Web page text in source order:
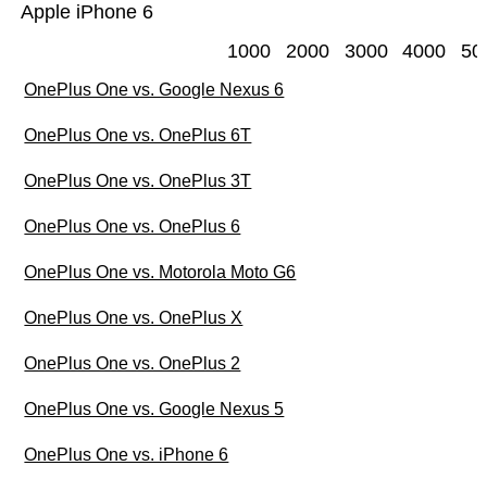
Apple iPhone 6
1000 2000 3000 4000
OnePlus One vs. Google Nexus 6
OnePlus One vs. OnePlus 6T
OnePlus One vs. OnePlus 3T
OnePlus One vs. OnePlus 6
OnePlus One vs. Motorola Moto G6
OnePlus One vs. OnePlus X
OnePlus One vs. OnePlus 2
OnePlus One vs. Google Nexus 5
OnePlus One vs. iPhone 6